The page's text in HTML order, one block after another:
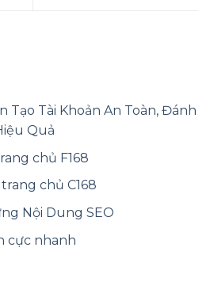
Tạo Tài Khoản An Toàn, Đánh
Quả
chủ F168
chủ C168
Nội Dung SEO
cực nhanh